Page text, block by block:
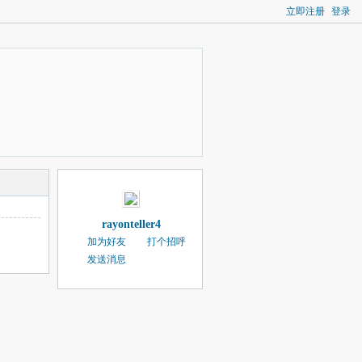
立即注册 登录
rayonteller4
加为好友
打个招呼
发送消息